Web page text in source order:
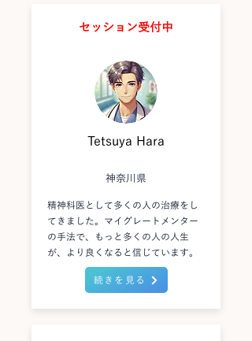
セッション受付中
Tetsuya Hara
神奈川県
精神科医として多くの人の治療をし
てきました。マイグレートメンター
の手法で、もっと多くの人の人生
が、より良くなると信じています。
続きを見る